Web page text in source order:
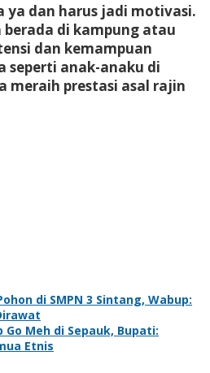
ya dan harus jadi motivasi.
di kampung atau
dan kemampuan
seperti anak-anaku di
meraih prestasi asal rajin
di SMPN 3 Sintang, Wabup:
Go Meh di Sepauk, Bupati:
Etnis